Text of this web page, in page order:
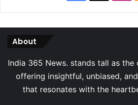
About